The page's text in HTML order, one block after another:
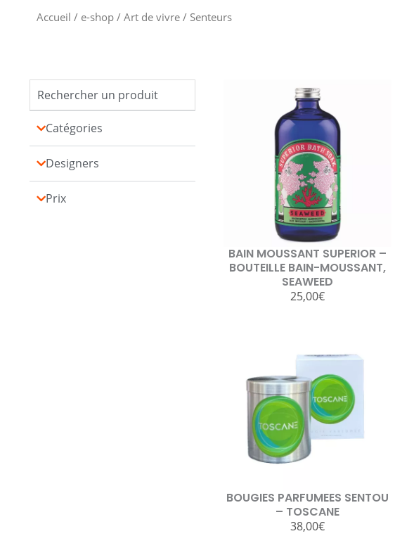
Accueil / e-shop / Art de vivre / Senteurs
Catégories
Designers
Prix
BAIN MOUSSANT SUPERIOR –
BOUTEILLE BAIN-MOUSSANT,
SEAWEED
25,00€
BOUGIES PARFUMEES SENTOU
– TOSCANE
38,00€